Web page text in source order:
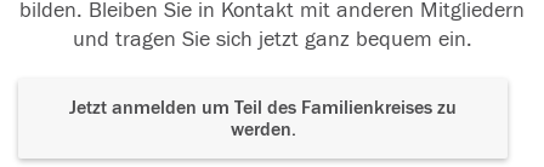
bilden. Bleiben Sie in Kontakt mit anderen Mitgliedern
und tragen Sie sich jetzt ganz bequem ein.
Jetzt anmelden um Teil des Familienkreises zu
werden.